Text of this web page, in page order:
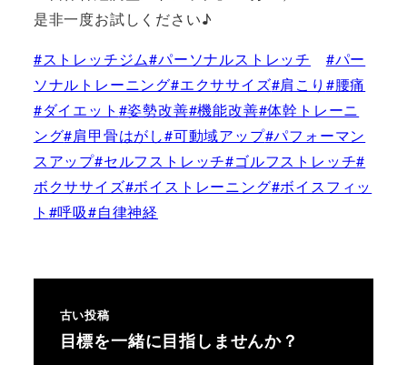
是非一度お試しください♪
#ストレッチジム#パーソナルストレッチ
#パー
ソナルトレーニング#エクササイズ#肩こり #腰痛
#ダイエット #姿勢改善#機能改善#体幹トレーニ
ング#肩甲骨はがし#可動域アップ#パフォーマン
スアップ#セルフストレッチ#ゴルフストレッチ#
ボクササイズ#ボイストレーニング#ボイスフィッ
ト #呼吸#自律神経
古い投稿
目標を一緒に目指しませんか？